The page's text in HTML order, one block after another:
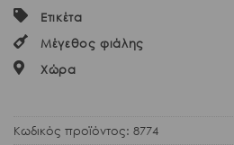
Ετικέτα
Μέγεθος φιάλης
Χώρα
Κωδικός προϊόντος: 8774